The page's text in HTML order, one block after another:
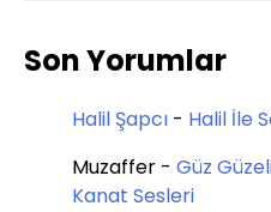
Son Yorumlar
Halil Şapcı - Halil İle
Muzaffer - Güz
Kanat Sesleri